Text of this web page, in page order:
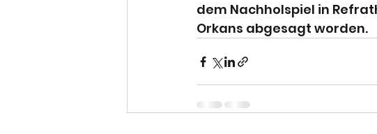
dem Nachholspiel in
Orkans abgesagt worden.